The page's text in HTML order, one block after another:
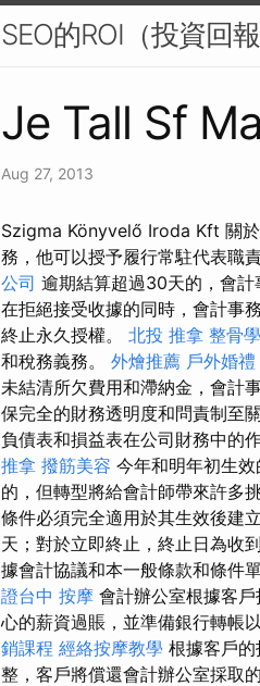
SEO的ROI（投資回
Je Tall Sf
Aug 27, 2013
Szigma Könyvelő Iroda Kft 關
務，他可以授予履行常駐代表職
公司 逾期結算超過30天的，會計
在拒絕接受收據的同時，會計事
終止永久授權。 北投 推拿 整骨
和稅務義務。 外燴推薦 戶外婚禮
未結清所欠費用和滯納金，會計
保完全的財務透明度和問責制至
負債表和損益表在公司財務中的
推拿 撥筋美容 今年和明年初生
的，但轉型將給會計師帶來許多
條件必須完全適用於其生效後建
天；對於立即終止，終止日為收
據會計協議和本一般條款和條件
證台中 按摩 會計辦公室根據客
心的薪資過賬，並準備銀行轉帳
銷課程 經絡按摩教學 根據客戶
整，客戶將償還會計辦公室採取